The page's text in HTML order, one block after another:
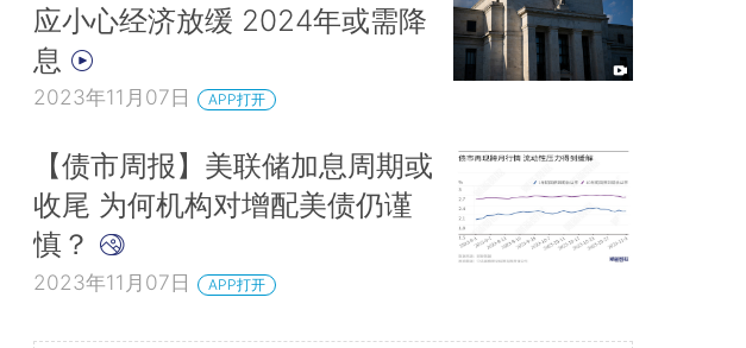
应小心经济放缓 2024年或需降
息
2023年11月07日 APP打开
【债市周报】美联储加息周期或
收尾 为何机构对增配美债仍谨
慎？
2023年11月07日 APP打开